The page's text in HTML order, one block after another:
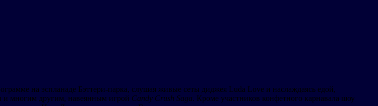
на эспланаде Бэттери-парка, слушая живые сеты диджея Luda Love и наслаждаясь едой,
и многим другим, навеянным игрой Candy Crush Saga. Кроме участников конфетного карнавала шоу